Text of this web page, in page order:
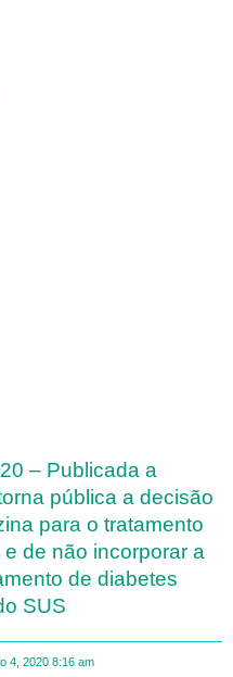
– Publicada a
pública a decisão
para o tratamento
de não incorporar a
de diabetes
SUS
4, 2020 8:16 am